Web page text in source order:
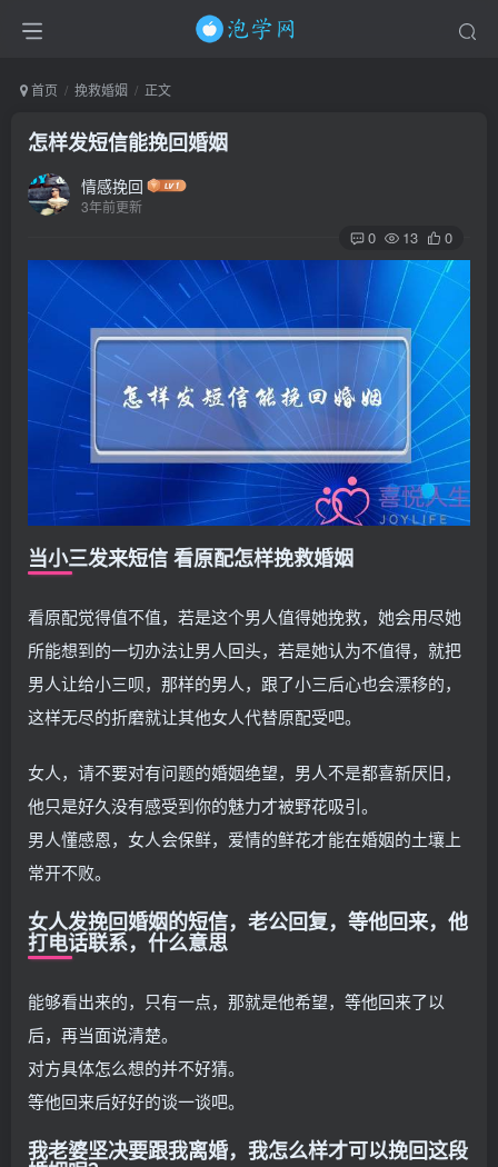
首页 挽救婚姻 正文
怎样发短信能挽回婚姻
情感挽回
3年前更新
0 13 0
当小三发来短信 看原配怎样挽救婚姻
看原配觉得值不值，若是这个男人值得她挽救，她会用尽她
所能想到的一切办法让男人回头，若是她认为不值得，就把
男人让给小三呗，那样的男人，跟了小三后心也会漂移的，
这样无尽的折磨就让其他女人代替原配受吧。
女人，请不要对有问题的婚姻绝望，男人不是都喜新厌旧，
他只是好久没有感受到你的魅力才被野花吸引。
男人懂感恩，女人会保鲜，爱情的鲜花才能在婚姻的土壤上
常开不败。
女人发挽回婚姻的短信，老公回复，等他回来，他
打电话联系，什么意思
能够看出来的，只有一点，那就是他希望，等他回来了以
后，再当面说清楚。
对方具体怎么想的并不好猜。
等他回来后好好的谈一谈吧。
我老婆坚决要跟我离婚，我怎么样才可以挽回这段